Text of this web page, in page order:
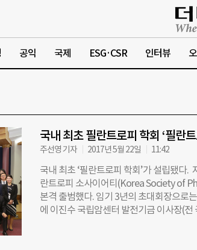
공익 국제 ESG·CSR 인터뷰
국내 최초 필란트로피 학회 ‘필란
주선영 기자 2017년 5월 22일 11:42
국내 최초 ‘필란트로피 학회’가 설립됐다.
란트로피 소사이어티(Korea Society of
본격 출범했다. 임기 3년의 초대회장으로
에 이진수 국립암센터 발전기금 이사장(